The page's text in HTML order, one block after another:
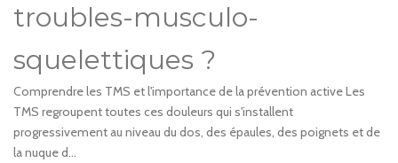
troubles-musculo-
squelettiques ?
Comprendre les TMS et l'importance de la prévention active Les
TMS regroupent toutes ces douleurs qui s'installent
progressivement au niveau du dos, des épaules, des poignets et de
la nuque d...